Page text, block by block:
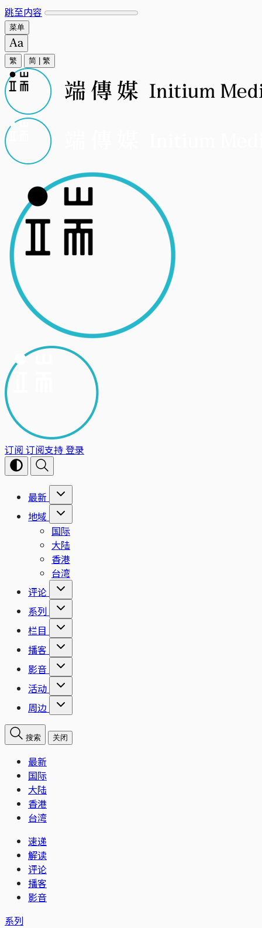
跳至内容
菜单
繁 简 繁
订阅 订阅支持登录
最新
地域
国际
大陆
香港
台湾
评论
系列
栏目
播客
影音
活动
周边
搜索 关闭
最新
国际
大陆
香港
台湾
速递
解读
评论
播客
影音
系列